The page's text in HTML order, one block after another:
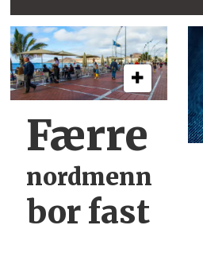
Færre
nordmenn
bor fast